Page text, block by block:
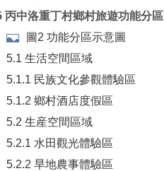
丙中洛重丁村鄉村旅遊功能分區
圖2 功能分區示意圖
5.1 生活空間區域
5.1.1 民族文化參觀體驗區
5.1.2 鄉村酒店度假區
5.2 生産空間區域
5.2.1 水田觀光體驗區
5.2.2 旱地農事體驗區